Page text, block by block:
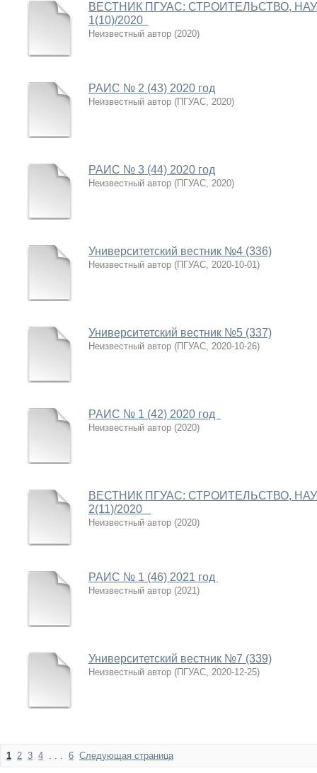
ВЕСТНИК ПГУАС: СТРОИТЕЛЬСТВО,
1(10)/2020
Неизвестный автор (2020)
РАИС № 2 (43) 2020 год
Неизвестный автор (ПГУАС, 2020)
РАИС № 3 (44) 2020 год
Неизвестный автор (ПГУАС, 2020)
Университетский вестник №4 (336)
Неизвестный автор (ПГУАС, 2020-10-01)
Университетский вестник №5 (337)
Неизвестный автор (ПГУАС, 2020-10-26)
РАИС № 1 (42) 2020 год
Неизвестный автор (2020)
ВЕСТНИК ПГУАС: СТРОИТЕЛЬСТВО,
2(11)/2020
Неизвестный автор (2020)
РАИС № 1 (46) 2021 год
Неизвестный автор (2021)
Университетский вестник №7 (339)
Неизвестный автор (ПГУАС, 2020-12-25)
1 2 3 4 . . . 6 Следующая страница